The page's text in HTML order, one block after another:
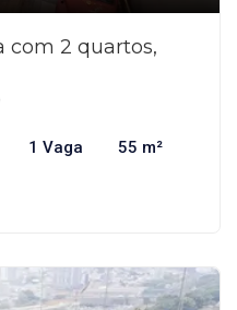
com 2 quartos,
1 Vaga 55 m²